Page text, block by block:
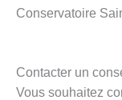
Conservatoire
Contacter un
Vous souhaitez